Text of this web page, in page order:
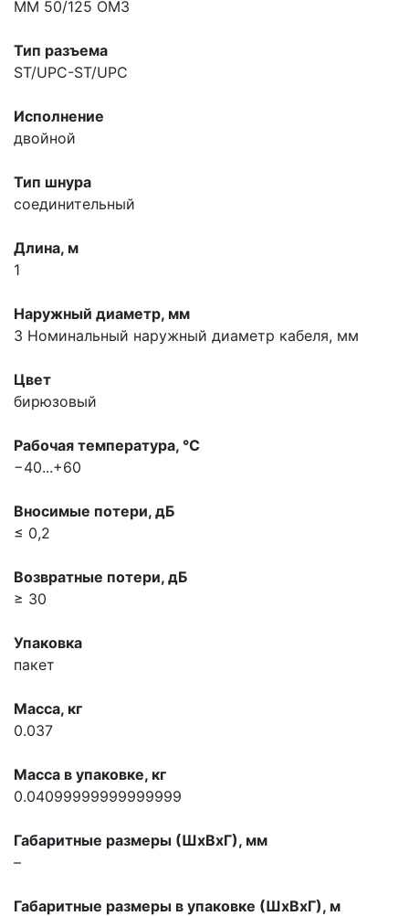
MM 50/125 OM3
Тип разъема
ST/UPC-ST/UPC
Исполнение
двойной
Тип шнура
соединительный
Длина, м
1
Наружный диаметр, мм
3 Номинальный наружный диаметр кабеля, мм
Цвет
бирюзовый
Рабочая температура, °С
−40...+60
Вносимые потери, дБ
≤ 0,2
Возвратные потери, дБ
≥ 30
Упаковка
пакет
Масса, кг
0.037
Масса в упаковке, кг
0.04099999999999999
Габаритные размеры (ШхВхГ), мм
–
Габаритные размеры в упаковке (ШхВхГ), м